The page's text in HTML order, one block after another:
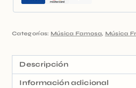
Categorías: Música Famosa, Música
Descripción
Información adicional